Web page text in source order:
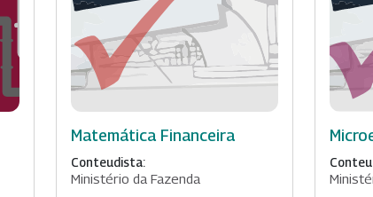
Matemática Financeira
Conteudista:
Ministério da Fazenda